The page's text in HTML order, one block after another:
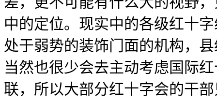
中的定位。现实中的各级红十
处于弱势的装饰门面的机构，
当然也很少会去主动考虑国际
联，所以大部分红十字会的干